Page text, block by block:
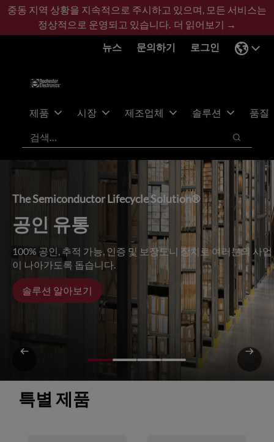
기
콘
바
글
중동 지역 상황을 지속적으로 주시하고 있으며, 모든 서비스는
정상적으로 운영되고 있습니다. 더 읽어보기 →
뉴스
문의하기 로그인
제품 시장 제조업체 솔루션
품질
검색
검색
The Semiconductor Lifecycle Solution®
공인 유통
100% 공인, 추적 가능, 인증 및 보장도니 장치로 여러분의 사업
이 나아가도록 돕습니다.
솔루션 알아보기
특별 제품